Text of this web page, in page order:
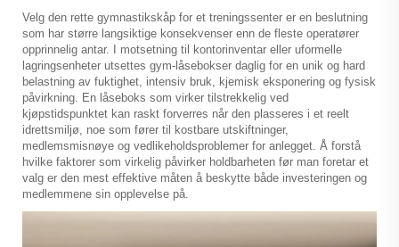
Velg den rette gymnastikskåp for et treningssenter er en beslutning
som har større langsiktige konsekvenser enn de fleste operatører
opprinnelig antar. I motsetning til kontorinventar eller uformelle
lagringsenheter utsettes gym-låsebokser daglig for en unik og hard
belastning av fuktighet, intensiv bruk, kjemisk eksponering og fysisk
påvirkning. En låseboks som virker tilstrekkelig ved
kjøpstidspunktet kan raskt forverres når den plasseres i et reelt
idrettsmiljø, noe som fører til kostbare utskiftninger,
medlemsmisnøye og vedlikeholdsproblemer for anlegget. Å forstå
hvilke faktorer som virkelig påvirker holdbarheten før man foretar et
valg er den mest effektive måten å beskytte både investeringen og
medlemmene sin opplevelse på.